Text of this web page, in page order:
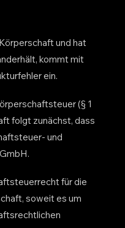
und hat
kommt mit
ein.
(§ 1
folgt zunächst, dass
und
für die
soweit es um